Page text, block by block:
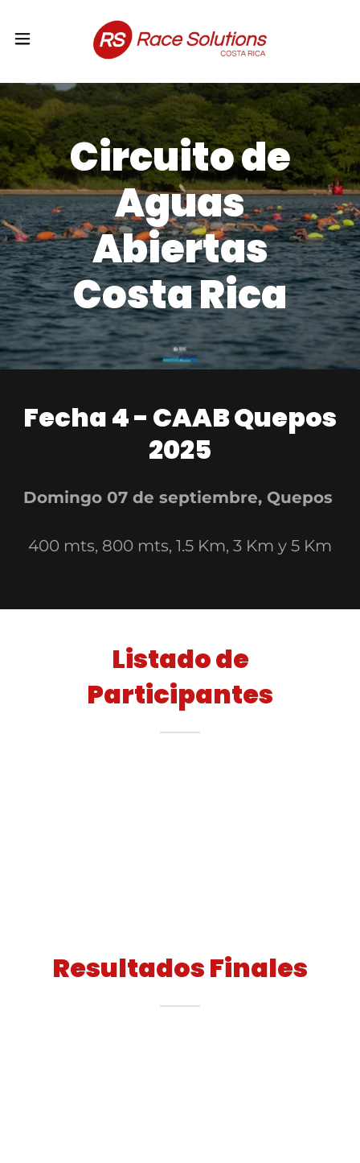
Circuito de
Aguas
Abiertas
Costa Rica
Fecha 4 - CAAB Quepos
2025
Domingo 07 de septiembre, Quepos
400 mts, 800 mts, 1.5 Km, 3 Km y 5 Km
Listado de
Participantes
Resultados Finales